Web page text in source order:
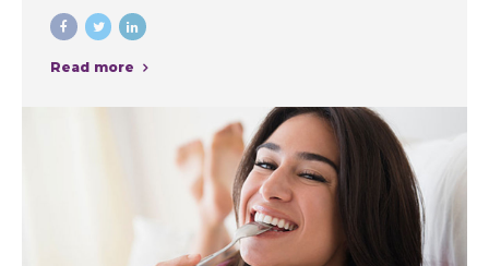
más demandada
Read more